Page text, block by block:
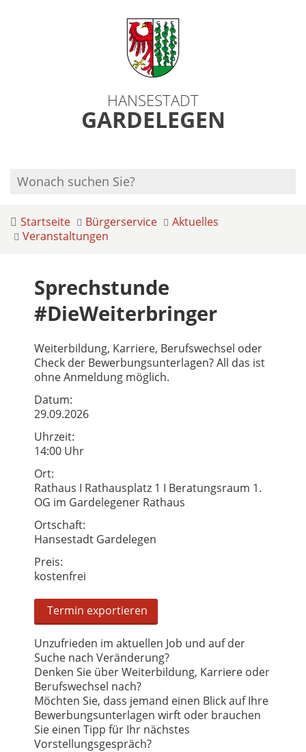
HANSESTADT
GARDELEGEN
Startseite Bürgerservice
Aktuelles
Veranstaltungen
Sprechstunde
#DieWeiterbringer
Weiterbildung, Karriere, Berufswechsel oder
Check der Bewerbungsunterlagen? All das ist
ohne Anmeldung möglich.
Datum:
29.09.2026
Uhrzeit:
14:00 Uhr
Ort:
Rathaus I Rathausplatz 1 I Beratungsraum 1.
OG im Gardelegener Rathaus
Ortschaft:
Hansestadt Gardelegen
Preis:
kostenfrei
Termin exportieren
Unzufrieden im aktuellen Job und auf der
Suche nach Veränderung?
Denken Sie über Weiterbildung, Karriere oder
Berufswechsel nach?
Möchten Sie, dass jemand einen Blick auf Ihre
Bewerbungsunterlagen wirft oder brauchen
Sie einen Tipp für Ihr nächstes
Vorstellungsgespräch?